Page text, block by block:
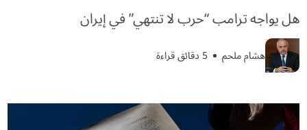
هل يواجه ترامب “حرب لا تنتهي” في إيران
هشام ملحم 5 دقائق قراءة